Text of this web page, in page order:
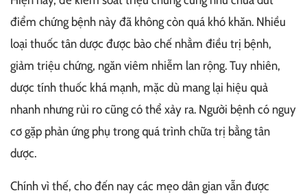
điểm chứng bệnh này đã không còn quá khó khăn. Nhiều
loại thuốc tân dược được bào chế nhằm điều trị bệnh,
giảm triệu chứng, ngăn viêm nhiễm lan rộng. Tuy nhiên,
dược tính thuốc khá mạnh, mặc dù mang lại hiệu quả
nhanh nhưng rủi ro cũng có thể xảy ra. Người bệnh có nguy
cơ gặp phản ứng phụ trong quá trình chữa trị bằng tân
dược.
Chính vì thế, cho đến nay các mẹo dân gian vẫn được